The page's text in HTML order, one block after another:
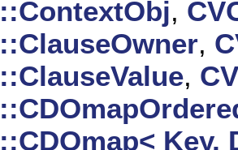
,
,
,
Key,